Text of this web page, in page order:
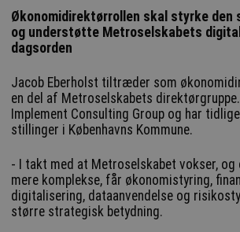
Økonomidirektørrollen skal styrke den
og understøtte Metroselskabets
dagsorden
Jacob Eberholst tiltræder som
en del af Metroselskabets
Implement Consulting Group og har
stillinger i Københavns Kommune.
- I takt med at Metroselskabet vokser, og
mere komplekse, får økonomistyring,
digitalisering, dataanvendelse og
større strategisk betydning.